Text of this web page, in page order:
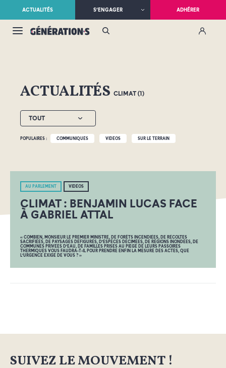
ACTUALITÉS S’ENGAGER ADHÉRER
ACTUALITÉS CLIMAT (1)
TOUT
POPULAIRES : COMMUNIQUÉS VIDÉOS SUR LE TERRAIN
AU PARLEMENT VIDÉOS
CLIMAT : BENJAMIN LUCAS FACE
À GABRIEL ATTAL
« COMBIEN, MONSIEUR LE PREMIER MINISTRE, DE FORÊTS INCENDIÉES, DE RÉCOLTES
SACRIFIÉES, DE PAYSAGES DÉFIGURÉS, D’ESPÈCES DÉCIMÉES, DE RÉGIONS INONDÉES, DE
COMMUNES PRIVÉES D’EAU, DE FAMILLES PRISES AU PIÈGE DE LEURS PASSOIRES
THERMIQUES VOUS FAUDRA-T-IL POUR PRENDRE ENFIN LA MESURE DES ACTES, QUE
L’URGENCE EXIGE DE VOUS ? »
SUIVEZ LE MOUVEMENT !